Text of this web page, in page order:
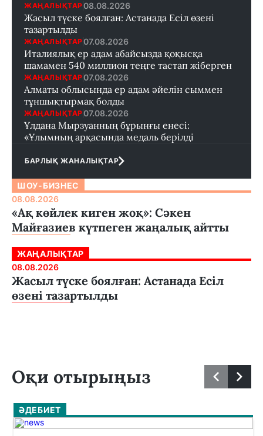
ЖАҢАЛЫҚТАР 08.08.2026
Жасыл түске боялған: Астанада Есіл өзені
тазартылды
ЖАҢАЛЫҚТАР 07.08.2026
Италиялық ер адам абайсызда қоқысқа
шамамен 540 миллион теңге тастап жіберген
ЖАҢАЛЫҚТАР 07.08.2026
Алматы облысында ер адам әйелін сыммен
тұншықтырмақ болды
ЖАҢАЛЫҚТАР 07.08.2026
Ұлдана Мырзуанның бұрынғы енесі:
«Ұлымның арқасында медаль берілді
БАРЛЫҚ ЖАНАЛЫҚТАР
ШОУ-БИЗНЕС
08.08.2026
«Ақ көйлек киген жоқ»: Сәкен
Майғазиев күтпеген жаңалық айтты
ЖАҢАЛЫҚТАР
08.08.2026
Жасыл түске боялған: Астанада Есіл
өзені тазартылды
Оқи отырыңыз
ӘДЕБИЕТ